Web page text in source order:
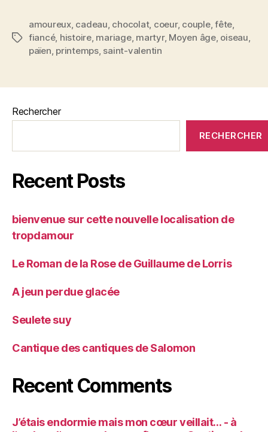
Étiquettes
amoureux, cadeau chocolat, coeur, couple,fête
fiancé, histoire, mariage, martyr, Moyen âge, oiseau
païen printemps, saint-valentin
Rechercher
RECHERCHER
Recent Posts
bienvenue sur cette nouvelle localisation de
tropdamour
Le Roman de la Rose de Guillaume de Lorris
A jeun perdue glacée
Seulete suy
Cantique des cantiques de Salomon
Recent Comments
J’étais endormie mais mon cœur veillait… - à